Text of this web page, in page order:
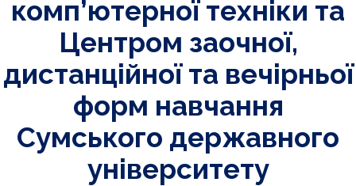
комп’ютерної техніки та
Центром заочної,
дистанційної та вечірньої
форм навчання
Сумського державного
університету